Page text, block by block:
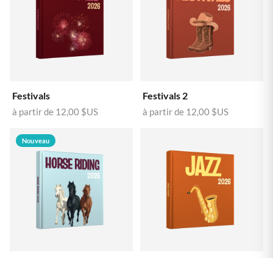
Festivals
à partir de 12,00 $US
Festivals 2
à partir de 12,00 $US
Nouveau